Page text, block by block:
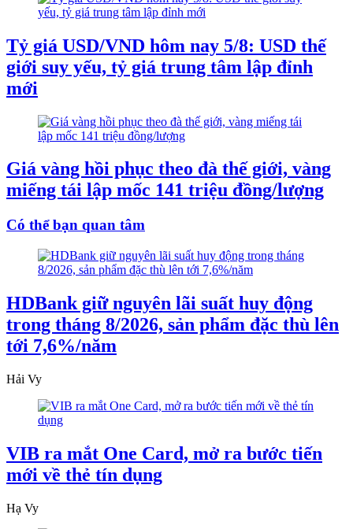
Tỷ giá USD/VND hôm nay 5/8: USD thế
giới suy yếu, tỷ giá trung tâm lập đỉnh
mới
Giá vàng hồi phục theo đà thế giới, vàng
miếng tái lập mốc 141 triệu đồng/lượng
Có thể bạn quan tâm
HDBank giữ nguyên lãi suất huy động
trong tháng 8/2026, sản phẩm đặc thù lên
tới 7,6%/năm
Hải Vy
VIB ra mắt One Card, mở ra bước tiến
mới về thẻ tín dụng
Hạ Vy